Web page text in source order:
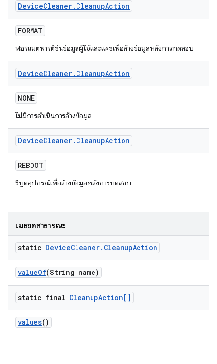
DeviceCleaner. CleanupAction
FORMAT
ฟอร์แมตพาร์ติชันข้อมูลผู้ใช้และแคชเพื่อล้างข้อมูลหลังการทดสอบ
DeviceCleaner. CleanupAction
NONE
ไม่มีการดำเนินการล้างข้อมูล
DeviceCleaner. CleanupAction
REBOOT
รีบูตอุปกรณ์เพื่อล้างข้อมูลหลังการทดสอบ
เมธอดสาธารณะ
static DeviceCleaner. CleanupAction
valueOf(String name)
static final CleanupAction[]
values()